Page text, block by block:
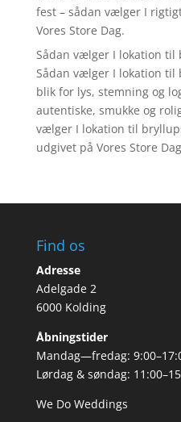
fest – sådan vælger I
Vores Store Dag.
Sådan vælger I lokation
Sådan vælger I lokation
blik for lys, stemning og
autentiske, smukke og
vælger I lokation til
udgivet på Vores Store
Find os
Adresse
Adelgade 2
6000 Kolding
Åbningstider
Mandag—fredag:
Lørdag & søndag:
We Do Weddings